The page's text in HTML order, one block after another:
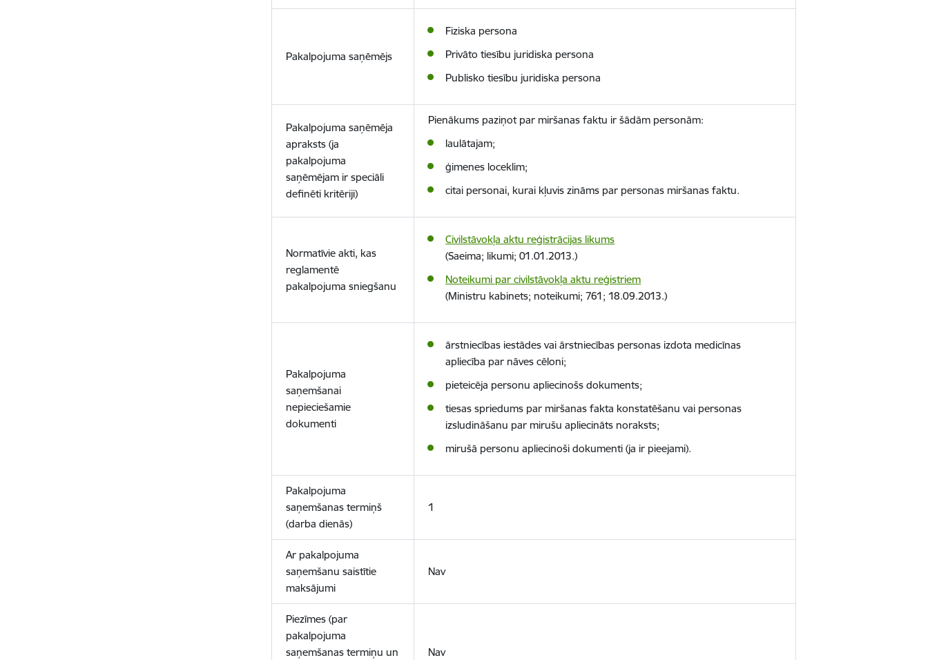
Pakalpojuma saņēmējs
Fiziska persona
Privāto tiesību juridiska persona
Publisko tiesību juridiska persona
Pakalpojuma saņēmēja
apraksts (ja
pakalpojuma
saņēmējam ir speciāli
definēti kritēriji)
Pienākums paziņot par miršanas faktu ir šādām personām:
laulātajam;
ģimenes loceklim;
citai personai, kurai kļuvis zināms par personas miršanas faktu.
Normatīvie akti, kas
reglamentē
pakalpojuma sniegšanu
Civilstāvokļa aktu reģistrācijas likums
(Saeima; likumi; 01.01.2013.)
Noteikumi par civilstāvokļa aktu reģistriem
(Ministru kabinets; noteikumi; 761; 18.09.2013.)
Pakalpojuma
saņemšanai
nepieciešamie
dokumenti
ārstniecības iestādes vai ārstniecības personas izdota medicīnas
apliecība par nāves cēloni;
pieteicēja personu apliecinošs dokuments;
tiesas spriedums par miršanas fakta konstatēšanu vai personas
izsludināšanu par mirušu apliecināts noraksts;
mirušā personu apliecinoši dokumenti (ja ir pieejami).
Pakalpojuma
saņemšanas termiņš
(darba dienās)
1
Ar pakalpojuma
saņemšanu saistītie
maksājumi
Nav
Piezīmes (par
pakalpojuma
saņemšanas termiņu un
Nav